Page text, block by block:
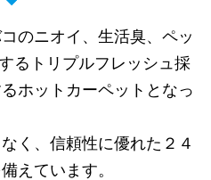
のニオイ、生活臭、ペッ
るトリプルフレッシュ採
ホットカーペットとなっ
く、信頼性に優れた２４
えています。